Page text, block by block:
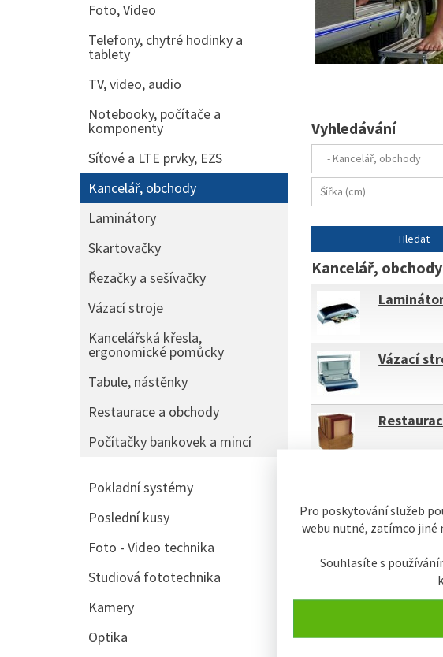
Pro poskytování služeb
webu nutné, zatímco jiné
Souhlasíte s
Vyhledávání
Kancelář, obchody
Vázací
Typicky Název
Foto, Video
Telefony, chytré hodinky a
tablety
TV, video, audio
Notebooky, počítače a
komponenty
Síťové a LTE prvky, EZS
Kancelář, obchody
Laminátory
Skartovačky
Řezačky a sešívačky
Vázací stroje
Kancelářská křesla,
ergonomické pomůcky
Tabule, nástěnky
Restaurace a obchody
Počítačky bankovek a mincí
Pokladní systémy
Poslední kusy
Foto - Video technika
Studiová fototechnika
Kamery
Optika